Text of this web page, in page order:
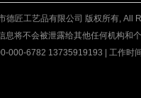
德匠工艺品有限公司 版权所有, All
息将不会被泄露给其他任何机构和
000-6782 13735919193 | 工作时